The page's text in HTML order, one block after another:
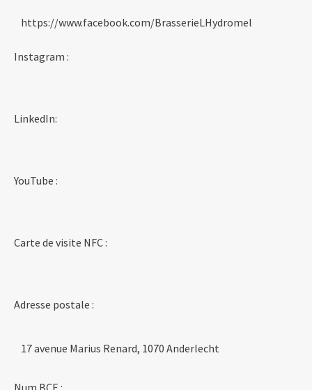
https://www.facebook.com/BrasserieLHydromel
Instagram :
LinkedIn:
YouTube :
Carte de visite NFC :
Adresse postale :
17 avenue Marius Renard, 1070 Anderlecht
Num BCE :